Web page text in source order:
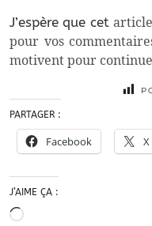
J’espère que cet
pour vos
motivent pour
PARTAGER :
Facebook X
J’AIME ÇA :
Chargement…